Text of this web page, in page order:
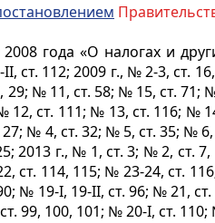
года «О налогах и
ст. 112; 2009 г., № 2-3, ст.
№ 11, ст. 58; № 15, ст. 71;
ст. 111; № 13, ст. 116; №
№ 4, ст. 32; № 5, ст. 35;
2013 г., № 1, ст. 3; № 2,
ст. 114, 115; № 23-24, ст.
№ 19-I, 19-II, ст. 96; № 21,
99, 100, 101; № 20-I, ст.